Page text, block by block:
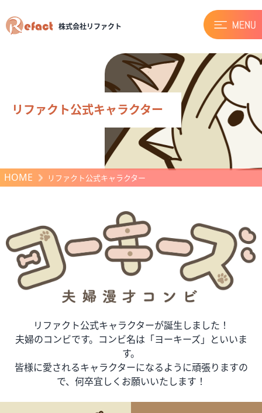
株式会社リファクト
リファクト公式キャラクター
HOME リファクト公式キャラクター
リファクト公式キャラクターが誕生しました！
夫婦のコンビです。コンビ名は「ヨーキーズ」といいま
す。
皆様に愛されるキャラクターになるように頑張りますの
で、何卒宜しくお願いいたします！